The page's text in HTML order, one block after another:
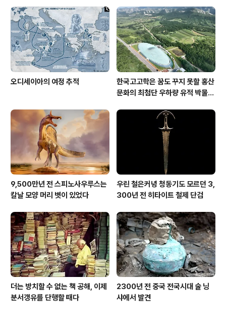
오디세이아의 여정 추적
한국고고학은 꿈도 꾸지 못할 홍산
문화의 최첨단 우하량 유적 박물관
9,500만년 전 스피노사우루스는
칼날 모양 머리 볏이 있었다
우린 철은커녕 청동기도 모르던 3,
300년 전 히타이트 철제 단검
더는 방치할 수 없는 책 공해, 이제
분서갱유를 단행할 때다
2300년 전 중국 전국시대 술 닝
샤에서 발견